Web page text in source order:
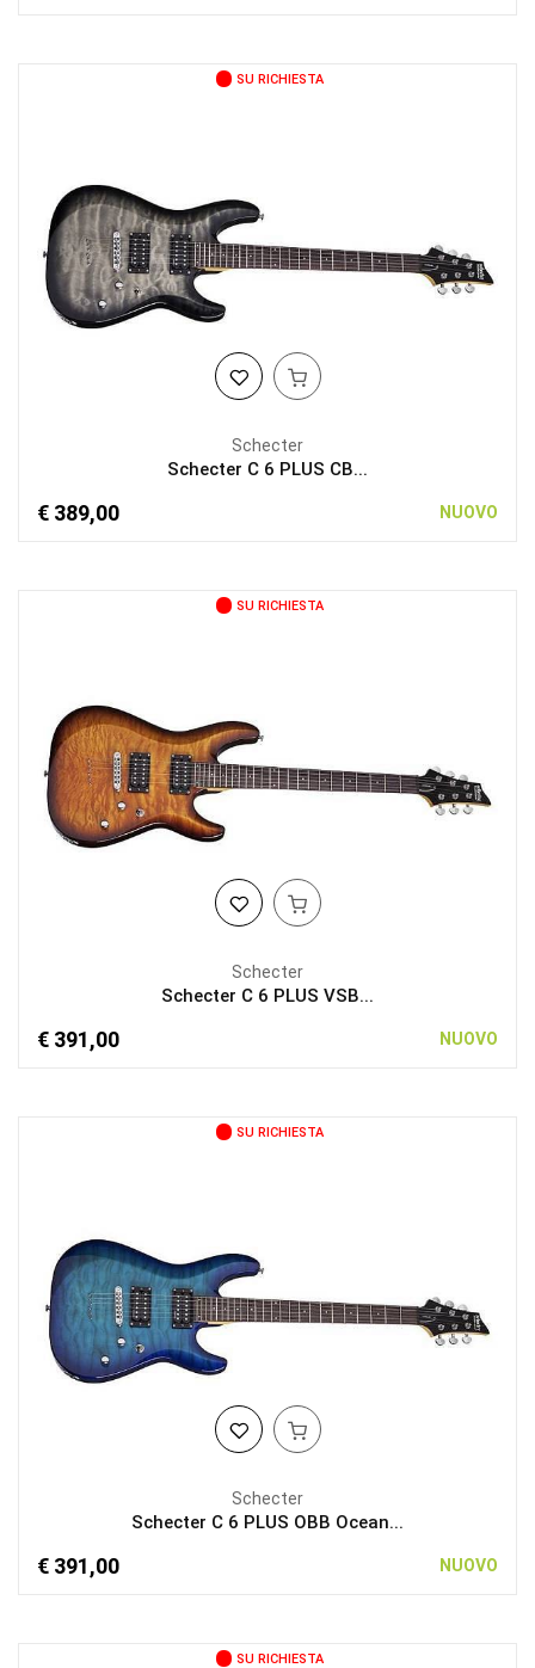
SU RICHIESTA
Schecter
Schecter C 6 PLUS CB...
€ 389,00 NUOVO
SU RICHIESTA
Schecter
Schecter C 6 PLUS VSB...
€ 391,00 NUOVO
SU RICHIESTA
Schecter
Schecter C 6 PLUS OBB Ocean...
€ 391,00 NUOVO
SU RICHIESTA